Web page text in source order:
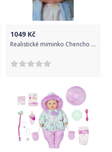
1049 Kč
Realistické miminko Chencho - chlapeček Arthur od firmy Lamagik